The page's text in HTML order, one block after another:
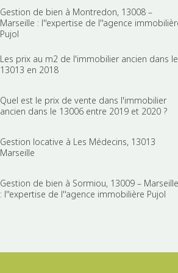
Gestion de bien à Montredon, 13008 –
Marseille : l''expertise de l''agence
Pujol
Les prix au m2 de l'immobilier ancien dans le
13013 en 2018
Quel est le prix de vente dans l'immobilier
ancien dans le 13006 entre 2019 et 2020 ?
Gestion locative à Les Médecins, 13013
Marseille
Gestion de bien à Sormiou, 13009 – Marseille
: l''expertise de l''agence immobilière Pujol